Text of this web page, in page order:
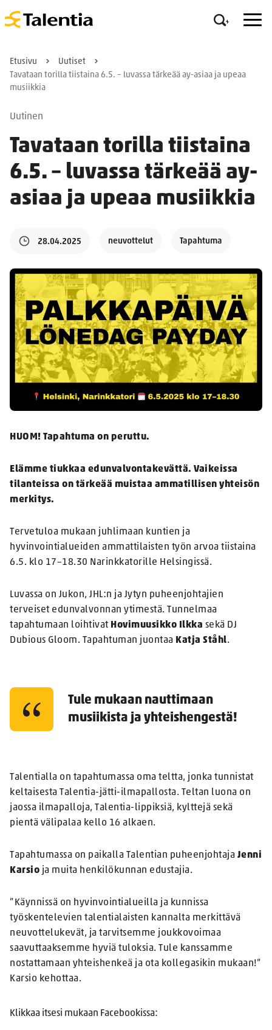
Etusivu
Uutiset
Tavataan torilla tiistaina 6.5. – luvassa tärkeää ay-asiaa ja upeaa
musiikkia
Uutinen
Tavataan torilla tiistaina
6.5. – luvassa tärkeää ay-
asiaa ja upeaa musiikkia
28.04.2025 neuvottelut Tapahtuma
HUOM! Tapahtuma on peruttu.
Elämme tiukkaa edunvalvontakevättä. Vaikeissa
tilanteissa on tärkeää muistaa ammatillisen yhteisön
merkitys.
Tervetuloa mukaan juhlimaan kuntien ja
hyvinvointialueiden ammattilaisten työn arvoa tiistaina
6.5. klo 17–18.30 Narinkkatorille Helsingissä.
Luvassa on Jukon, JHL:n ja Jytyn puheenjohtajien
terveiset edunvalvonnan ytimestä. Tunnelmaa
tapahtumaan loihtivat Hovimuusikko Ilkka sekä DJ
Dubious Gloom. Tapahtuman juontaa Katja Ståhl.
Tule mukaan nauttimaan
musiikista ja yhteishengestä!
Talentialla on tapahtumassa oma teltta, jonka tunnistat
keltaisesta Talentia-jätti-ilmapallosta. Teltan luona on
jaossa ilmapalloja, Talentia-lippiksiä, kylttejä sekä
pientä välipalaa kello 16 alkaen.
Tapahtumassa on paikalla Talentian puheenjohtaja Jenni
Karsio ja muita henkilökunnan edustajia.
”Käynnissä on hyvinvointialueilla ja kunnissa
työskentelevien talentialaisten kannalta merkittävä
neuvottelukevät, ja tarvitsemme joukkovoimaa
saavuttaaksemme hyviä tuloksia. Tule kanssamme
nostattamaan yhteishenkeä ja ota kollegasikin mukaan!”
Karsio kehottaa.
Klikkaa itsesi mukaan Facebookissa: